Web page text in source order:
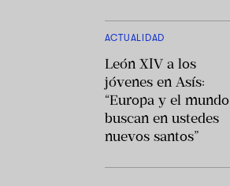
ACTUALIDAD
León XIV a los
jóvenes en Asís:
“Europa y el mundo
buscan en ustedes
nuevos santos”